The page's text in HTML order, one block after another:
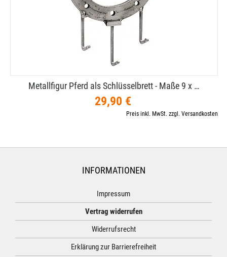
Metallfigur Pferd als Schlüsselbrett - Maße 9 x …
29,90 €
Preis inkl. MwSt. zzgl. Versandkosten
INFORMATIONEN
Impressum
Vertrag widerrufen
Widerrufsrecht
Erklärung zur Barrierefreiheit